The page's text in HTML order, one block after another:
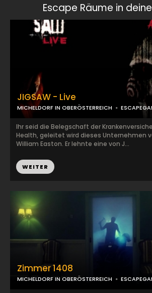
Escape Räume in
JIGSAW - Live
MICHELDORF IN OBERÖSTERREICH
Ihr seid die Belegschaft der
Health, geleitet wird dieses Unternehmen
William Easton. Er lehnte eine von J...
WEITER
Zimmer 1408
MICHELDORF IN OBERÖSTERREICH